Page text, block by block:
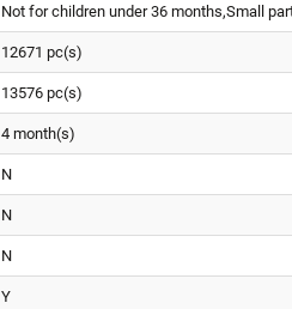
Not for children under 36 months,Small
12671 pc(s)
13576 pc(s)
4 month(s)
N
N
N
Y